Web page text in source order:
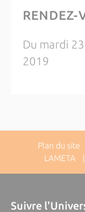
RENDEZ-
Du mardi
2019
Plan du site
LAMETA
Suivre